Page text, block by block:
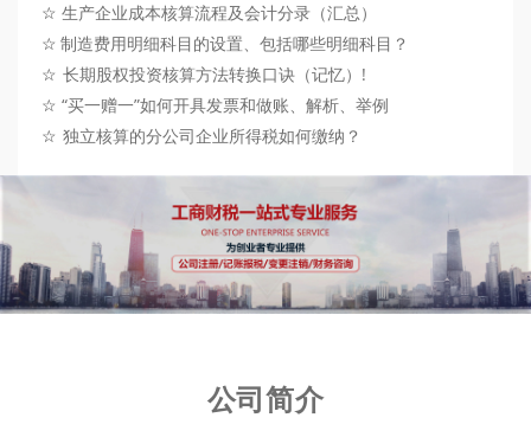
☆ 生产企业成本核算流程及会计分录（汇总）
☆ 制造费用明细科目的设置、包括哪些明细科目？
☆ 长期股权投资核算方法转换口诀（记忆）!
☆ “买一赠一”如何开具发票和做账、解析、举例
☆ 独立核算的分公司企业所得税如何缴纳？
公司简介